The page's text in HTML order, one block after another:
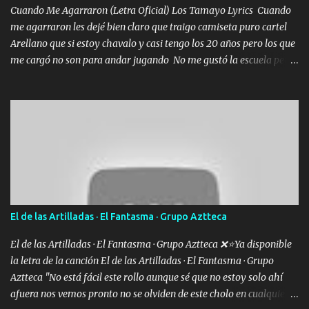
Cuando Me Agarraron (Letra Oficial) Los Tamayo Lyrics Cuando
me agarraron les dejé bien claro que traigo camiseta puro cartel
Arellano que si estoy chavalo y casi tengo los 20 años pero los que
me cargó no son para andar jugando No me gustó la escuela pero
Ando en la colonia bien acelerado traigo un M2 que nunca me ha
fallado para mi compadre mandó un fuerte abrazo también al
Especial sabe que lo apreciamos En los mejores antros me verán
tomando con mujeres hermosas y botellas destapando siempre
bien cuidado bien atrabancado y a los que me conocen ya saben de
lo que hablo Entre lob...
El de las Artilladas · El Fantasma · Grupo Aztteca
El de las Artilladas · El Fantasma · Grupo Aztteca ❌⭐Ya disponible
la letra de la canción El de las Artilladas · El Fantasma · Grupo
Aztteca "No está fácil este rollo aunque sé que no estoy solo ahí
afuera nos vemos pronto no se olviden de este cholo en cualquier